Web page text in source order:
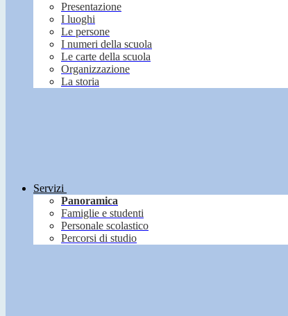
Presentazione
I luoghi
Le persone
I numeri della scuola
Le carte della scuola
Organizzazione
La storia
Servizi
Panoramica
Famiglie e studenti
Personale scolastico
Percorsi di studio